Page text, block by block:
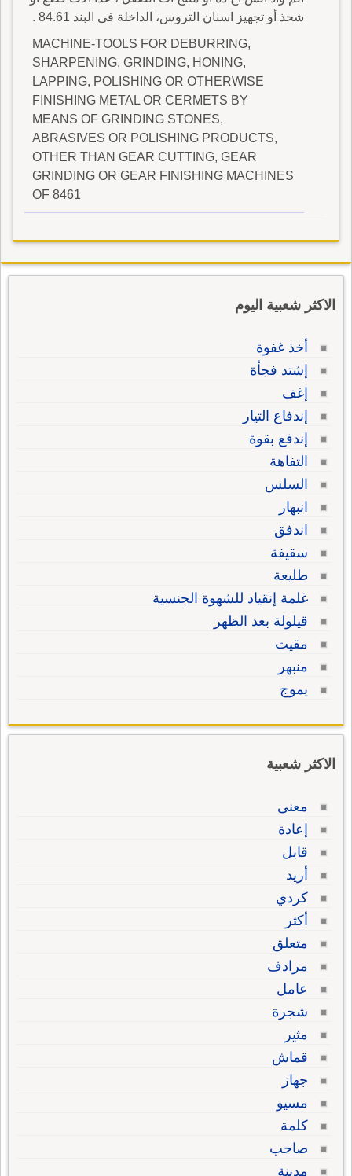
شحذ أو تجهيز اسنان التروس، الداخلة فى البند 84.61 .
MACHINE-TOOLS FOR DEBURRING,
SHARPENING, GRINDING, HONING,
LAPPING, POLISHING OR OTHERWISE
FINISHING METAL OR CERMETS BY
MEANS OF GRINDING STONES,
ABRASIVES OR POLISHING PRODUCTS,
OTHER THAN GEAR CUTTING, GEAR
GRINDING OR GEAR FINISHING MACHINES
OF 8461
الاكثر شعبية اليوم
أخذ غفوة
إشتد فجأة
إغف
إندفاع التيار
إندفع بقوة
التفاهة
السلس
انبهار
اندفق
سقيفة
طليعة
غلمة إنقياد للشهوة الجنسية
قيلولة بعد الظهر
مقيت
منبهر
يموج
الاكثر شعبية
معنى
إعادة
قابل
أريد
كردي
أكثر
متعلق
مرادف
عامل
شجرة
مثير
قماش
جهاز
مسيو
كلمة
صاحب
مدينة